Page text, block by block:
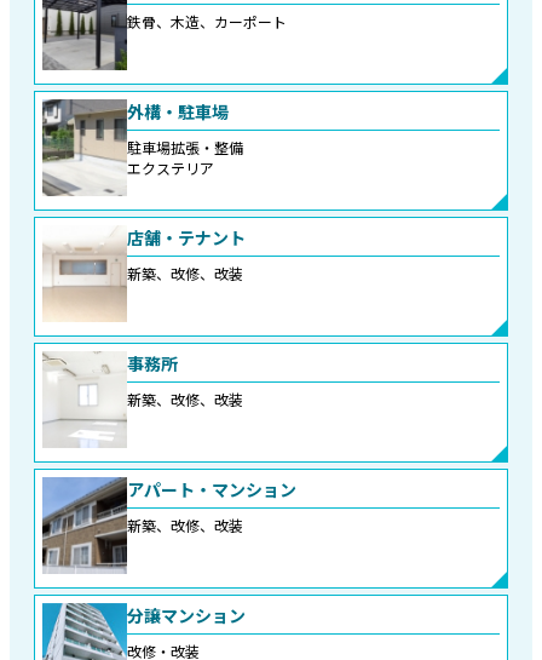
鉄骨、木造、カーポート
外構・駐車場
駐車場拡張・整備
エクステリア
店舗・テナント
新築、改修、改装
事務所
新築、改修、改装
アパート・マンション
新築、改修、改装
分譲マンション
改修・改装